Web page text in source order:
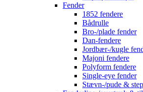
Fender
1852 fendere
Bådrulle
Bro-/plade fender
Dan-fendere
Jordbær-/kugle
Majoni fendere
Polyform fendere
Single-eye fender
Stævn-/pude &